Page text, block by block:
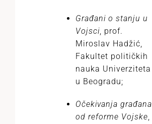
Građani o stanju u
Vojsci, prof.
Miroslav Hadžić,
Fakultet političkih
nauka Univerziteta
u Beogradu;
Očekivanja građana
od reforme Vojske,